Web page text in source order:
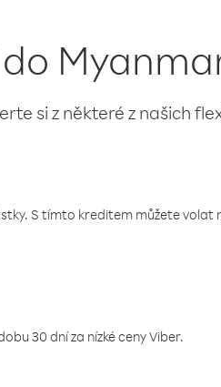
si z některé z našich
S tímto kreditem můžete volat
30 dní za nízké ceny Viber.